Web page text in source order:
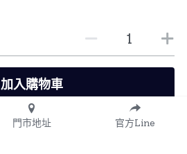
加入購物車
門市地址 官方Line